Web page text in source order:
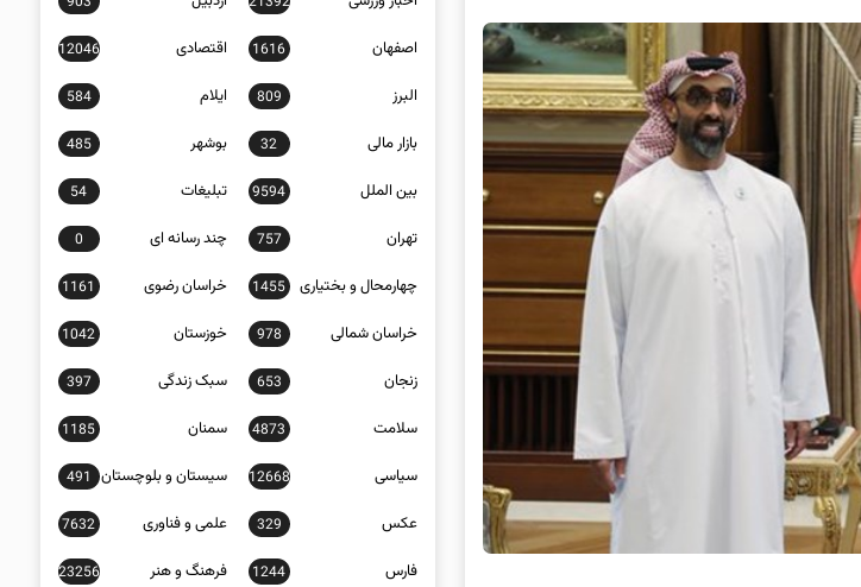
اصفهان 1616 اقتصادی 12046
البرز 809 ایلام 584
بازار مالی 32 بوشهر 485
بین الملل 9594 تبلیغات 54
تهران 757 چند رسانه ای 0
چهارمحال و بختیاری 1455 خراسان رضوی 1161
خراسان شمالی 978 خوزستان 1042
زنجان 653 سبک زندگی 397
سلامت 4873 سمنان 1185
سیاسی 12668 سیستان و بلوچستان 491
عکس 329 علمی و فناوری 7632
فارس 1244 فرهنگ و هنر 23256